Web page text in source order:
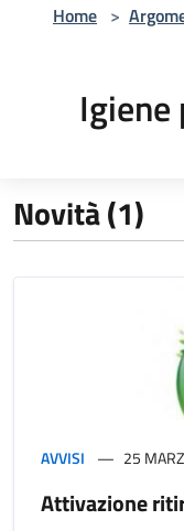
Home >
Igiene
Novità (1)
AVVISI 25
Attivazione